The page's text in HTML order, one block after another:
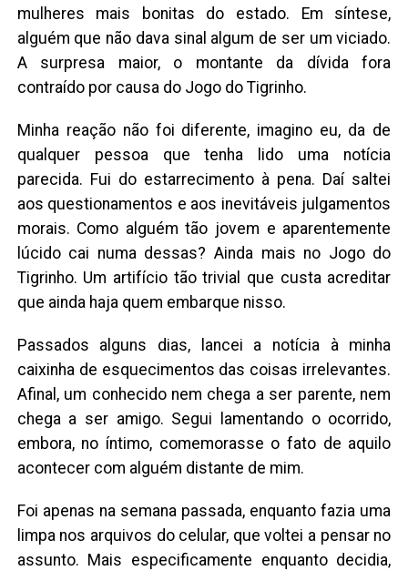
mulheres mais bonitas do estado. Em síntese,
alguém que não dava sinal algum de ser um viciado.
A surpresa maior, o montante da dívida fora
contraído por causa do Jogo do Tigrinho.
Minha reação não foi diferente, imagino eu, da de
qualquer pessoa que tenha lido uma notícia
parecida. Fui do estarrecimento à pena. Daí saltei
aos questionamentos e aos inevitáveis julgamentos
morais. Como alguém tão jovem e aparentemente
lúcido cai numa dessas? Ainda mais no Jogo do
Tigrinho. Um artifício tão trivial que custa acreditar
que ainda haja quem embarque nisso.
Passados alguns dias, lancei a notícia à minha
caixinha de esquecimentos das coisas irrelevantes.
Afinal, um conhecido nem chega a ser parente, nem
chega a ser amigo. Segui lamentando o ocorrido,
embora, no íntimo, comemorasse o fato de aquilo
acontecer com alguém distante de mim.
Foi apenas na semana passada, enquanto fazia uma
limpa nos arquivos do celular, que voltei a pensar no
assunto. Mais especificamente enquanto decidia,